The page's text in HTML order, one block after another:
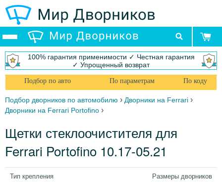
100% гарантия применимости ✓ Честная гарантия
✓ Упрощенный возврат
Подбор по авто По параметрам По коду
Подбор дворников по автомобилю › Дворники на Ferrari ›
Дворники на Ferrari Portofino ›
Щетки стеклоочистителя для
Ferrari Portofino 10.17-05.21
Тип крепления
Размеры дворников